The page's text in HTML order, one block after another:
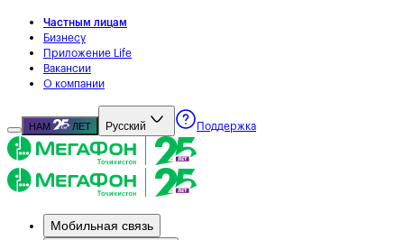
Частным лицам
Бизнесу
Приложение Life
Вакансии
О компании
НАМ ЛЕТ Русский Поддержка
Мобильная связь